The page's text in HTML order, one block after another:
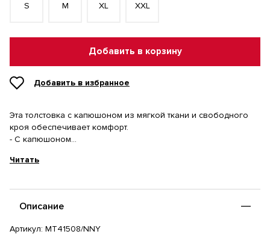
S M XL XXL
Добавить в корзину
Добавить в избранное
Эта толстовка с капюшоном из мягкой ткани и свободного
кроя обеспечивает комфорт.
- С капюшоном
- Вышитый логотип
Читать
Описание
Артикул: MT41508/NNY